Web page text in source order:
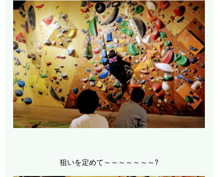
狙いを定めて～～～～～～～?